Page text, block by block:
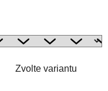
Zvolte variantu